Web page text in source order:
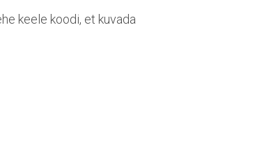
keele koodi, et kuvada